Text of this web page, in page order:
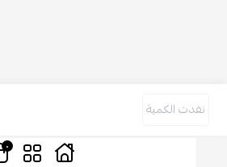
٠
الكمية